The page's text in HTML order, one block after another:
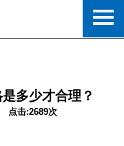
多少才合理？
点击:2689次